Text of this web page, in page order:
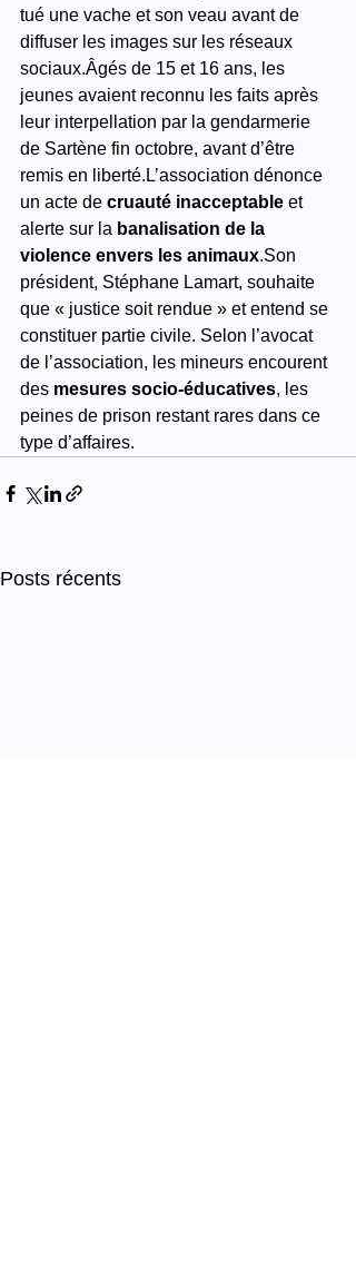
tué une vache et son veau avant de
diffuser les images sur les réseaux
sociaux.Âgés de 15 et 16 ans, les
jeunes avaient reconnu les faits après
leur interpellation par la gendarmerie
de Sartène fin octobre, avant d’être
remis en liberté.L’association dénonce
un acte de cruauté inacceptable et
alerte sur la banalisation de la
violence envers les animaux.Son
président, Stéphane Lamart, souhaite
que « justice soit rendue » et entend se
constituer partie civile. Selon l’avocat
de l’association, les mineurs encourent
des mesures socio-éducatives, les
peines de prison restant rares dans ce
type d’affaires.
Posts récents